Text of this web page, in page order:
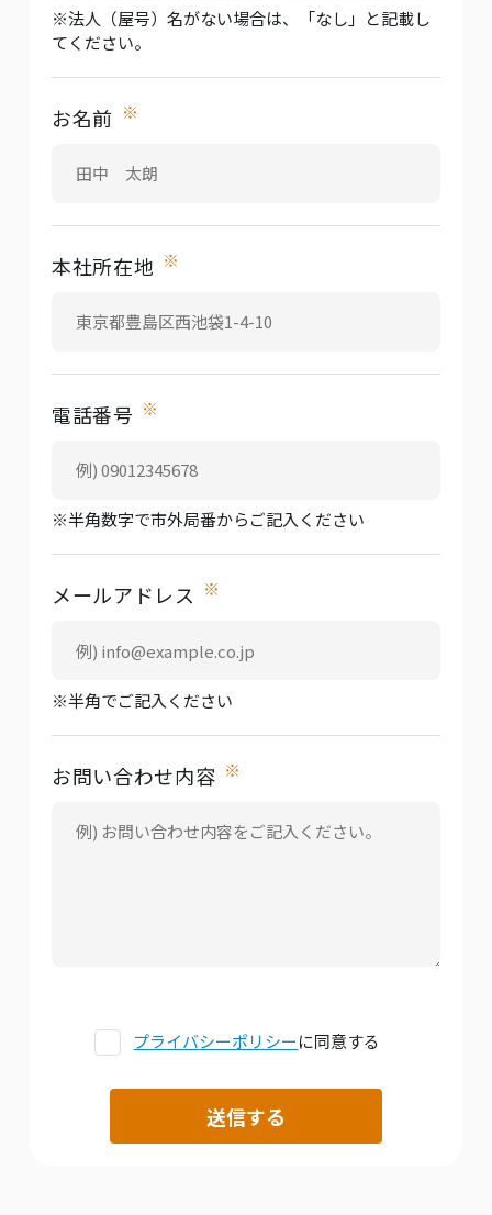
※法人（屋号）名がない場合は、「なし」と記載し
てください。
お名前 ※
本社所在地 ※
電話番号 ※
※半角数字で市外局番からご記入ください
メールアドレス ※
※半角でご記入ください
お問い合わせ内容 ※
プライバシーポリシーに同意する